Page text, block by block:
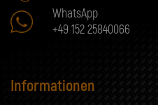
WhatsApp
+49 152 25840066
Informationen